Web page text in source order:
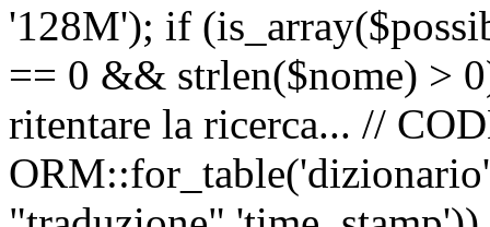
'128M'); if
== 0 && strlen($nome) >
ritentare la ricerca... //